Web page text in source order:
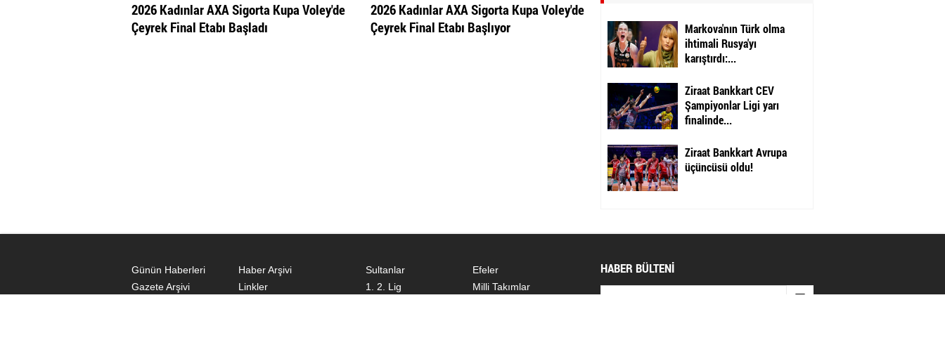
2026 Kadınlar AXA Sigorta Kupa Voley'de
Çeyrek Final Etabı Başladı
2026 Kadınlar AXA Sigorta Kupa Voley'de
Çeyrek Final Etabı Başlıyor
Markova'nın Türk olma
ihtimali Rusya'yı
karıştırdı:...
Ziraat Bankkart CEV
Şampiyonlar Ligi yarı
finalinde...
Ziraat Bankkart Avrupa
üçüncüsü oldu!
Günün Haberleri
Haber Arşivi
Gazete Arşivi
Linkler
Sultanlar
Efeler
1. 2. Lig
Milli Takımlar
HABER BÜLTENİ